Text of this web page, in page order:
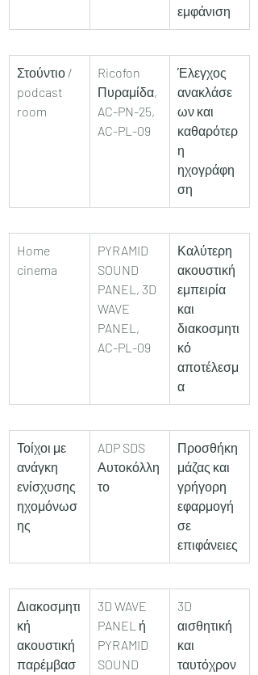
εμφάνιση
Στούντιο /
podcast
room
Ricofon
Πυραμίδα,
AC-PN-25,
AC-PL-09
Έλεγχος
ανακλάσε
ων και
καθαρότερ
η
ηχογράφη
ση
Home
cinema
PYRAMID
SOUND
PANEL, 3D
WAVE
PANEL,
AC-PL-09
Καλύτερη
ακουστική
εμπειρία
και
διακοσμητι
κό
αποτέλεσμ
α
Τοίχοι με
ανάγκη
ενίσχυσης
ηχομόνωσ
ης
ADP SDS
Αυτοκόλλη
το
Προσθήκη
μάζας και
γρήγορη
εφαρμογή
σε
επιφάνειες
Διακοσμητι
κή
ακουστική
παρέμβασ
3D WAVE
PANEL ή
PYRAMID
SOUND
3D
αισθητική
και
ταυτόχρον